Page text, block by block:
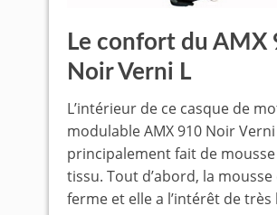
Le confort du AMX
Noir Verni L
L’intérieur de ce casque de
modulable AMX 910 Noir
principalement fait de
tissu. Tout d’abord, la mousse
ferme et elle a l’intérêt de très